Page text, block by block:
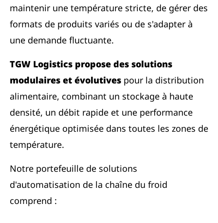
maintenir une température stricte, de gérer des
formats de produits variés ou de s'adapter à
une demande fluctuante.
TGW Logistics propose des solutions
modulaires et évolutives pour la distribution
alimentaire, combinant un stockage à haute
densité, un débit rapide et une performance
énergétique optimisée dans toutes les zones de
température.
Notre portefeuille de solutions
d'automatisation de la chaîne du froid
comprend :